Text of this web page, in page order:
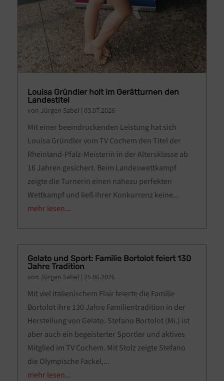
Louisa Gründler holt im Gerätturnen den
Landestitel
von Jürgen Sabel | 03.07.2026
Mit einer beeindruckenden Leistung hat sich
Louisa Gründler vom TV Cochem den Titel der
Rheinland-Pfalz-Meisterin in der Altersklasse ab
16 Jahren gesichert. Beim Landeswettkampf
zeigte die Turnerin einen nahezu perfekten
Wettkampf und ließ ihrer Konkurrenz keine...
mehr lesen...
Gelato und Sport: Familie Bortolot feiert 130
Jahre Tradition
von Jürgen Sabel | 25.06.2026
Mit viel italienischem Flair feierte die Familie
Bortolot ihre 130 Jahre Familientradition in der
Herstellung von Gelato. Stefano Bortolot (Mi.) ist
aber auch ein begeisterter Sportler und aktives
Mitglied im TV Cochem. Mit Stolz zeigte Stefano
die Olympische Fackel,...
mehr lesen...